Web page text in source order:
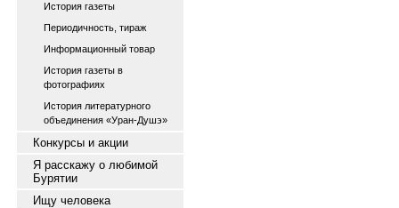
История газеты
Периодичность, тираж
Информационный товар
История газеты в
фотографиях
История литературного
объединения «Уран-Душэ»
Конкурсы и акции
Я расскажу о любимой
Бурятии
Ищу человека